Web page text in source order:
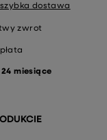
dostawa
zwrot
24 miesiące